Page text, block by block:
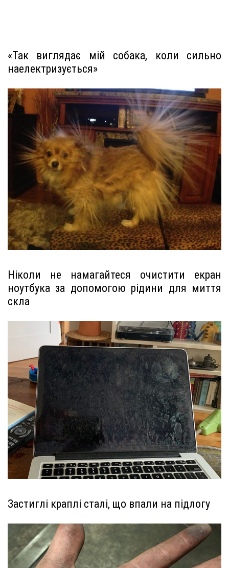
«Так виглядає мій собака, коли сильно
наелектризується»
Ніколи не намагайтеся очистити екран
ноутбука за допомогою рідини для миття
скла
Застиглі краплі сталі, що впали на підлогу